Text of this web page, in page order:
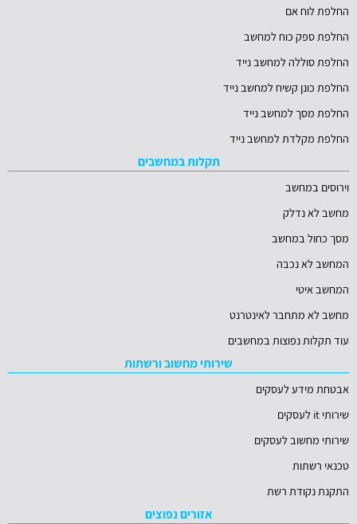
החלפת לוח אם
החלפת ספק כוח למחשב
החלפת סוללה למחשב נייד
החלפת כונן קשיח למחשב נייד
החלפת מסך למחשב נייד
החלפת מקלדת למחשב נייד
תקלות במחשבים
וירוסים במחשב
מחשב לא נדלק
מסך כחול במחשב
המחשב לא נכבה
המחשב איטי
מחשב לא מתחבר לאינטרנט
עוד תקלות נפוצות במחשבים
שירותי מחשוב ורשתות
אבטחת מידע לעסקים
שירותי it לעסקים
שירותי מחשוב לעסקים
טכנאי רשתות
התקנת נקודת רשת
אזורים נפוצים